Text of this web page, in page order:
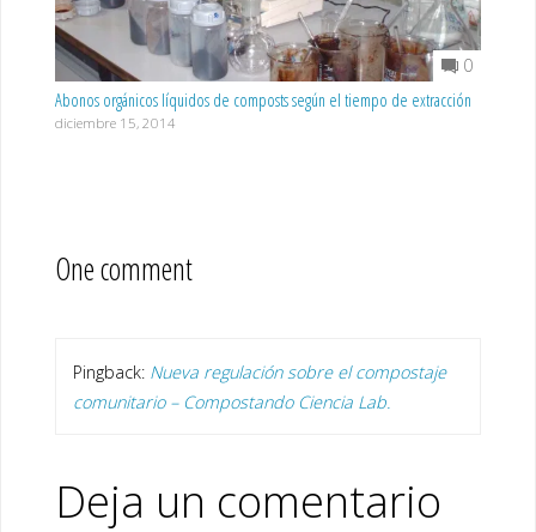
0
Abonos orgánicos líquidos de composts según el tiempo de extracción
diciembre 15, 2014
One comment
Pingback: Nueva regulación sobre el compostaje
comunitario – Compostando Ciencia Lab.
Deja un comentario